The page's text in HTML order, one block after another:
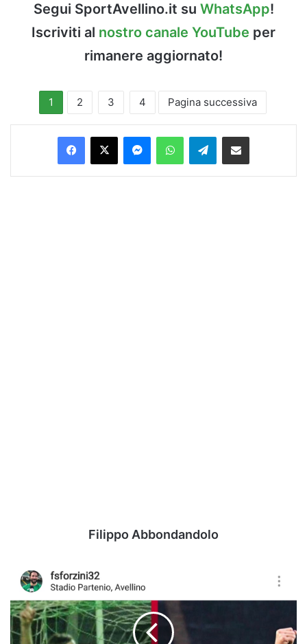
Segui SportAvellino.it su WhatsApp!
Iscriviti al nostro canale YouTube per
rimanere aggiornato!
1 2 3 4 Pagina successiva
Facebook
X MessengerWhatsAppTelegramCondividi via Email
Filippo Abbondandolo
#10yearschallenge
Sforzini:
"Gli
anni